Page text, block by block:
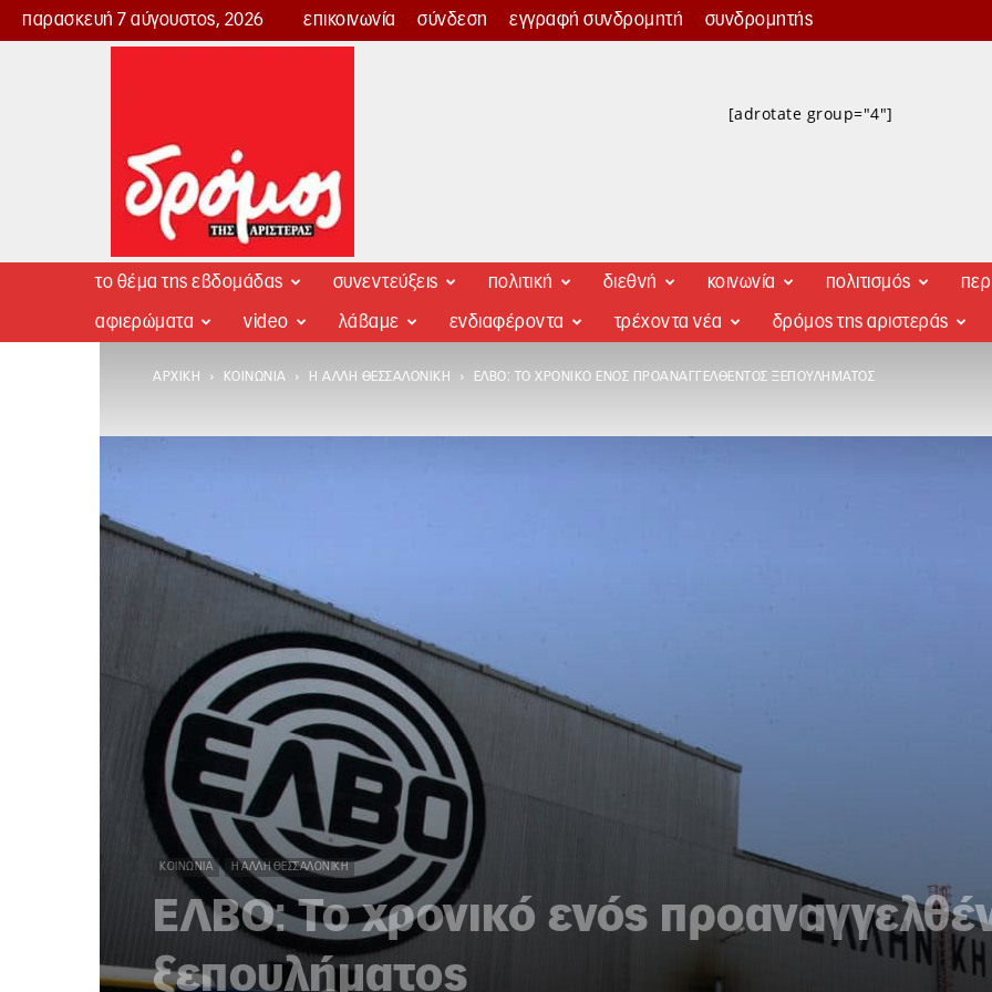
παρασκευή 7 αύγουστος, 2026 επικοινωνία σύνδεση εγγραφή συνδρομητή συνδρομητής
Δρόμος
[adrotate group="4"]
το θέμα της εβδομάδας συνεντεύξεις πολιτική διεθνή κοινωνία πολιτισμός
αφιερώματα video λάβαμε ενδιαφέροντα τρέχοντα νέα δρόμος της αριστεράς
ΑΡΧΙΚΉ ΚΟΙΝΩΝΊΑ Η ΆΛΛΗ ΘΕΣΣΑΛΟΝΊΚΗ EΛΒΟ: ΤΟ ΧΡΟΝΙΚΌ ΕΝΌΣ ΠΡΟΑΝΑΓΓΕΛΘΈΝΤΟΣ ΞΕΠΟΥΛΉΜΑΤΟΣ
ΚΟΙΝΩΝΊΑ Η ΆΛΛΗ ΘΕΣΣΑΛΟΝΊΚΗ
EΛΒΟ: Το χρονικό ενός
ξεπουλήματος